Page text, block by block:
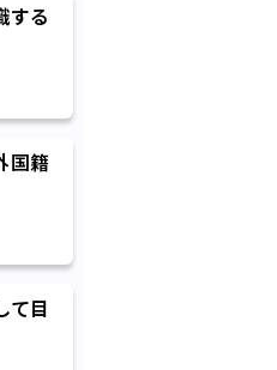
する
国籍
て目